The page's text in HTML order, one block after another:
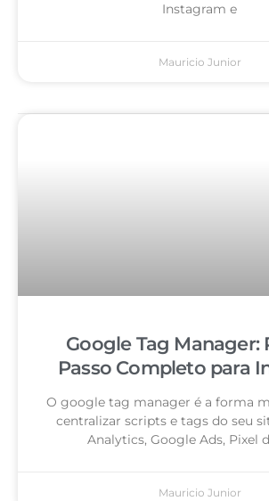
Instagram e
Mauricio Junior
Google Tag Manager:
Passo Completo para
O google tag manager é a forma
centralizar scripts e tags do seu
Analytics, Google Ads, Pixel
Mauricio Junior